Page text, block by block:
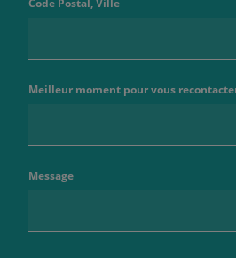
Meilleur moment pour vous
Message